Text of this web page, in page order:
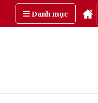
Danh mụcChủ Nhật,